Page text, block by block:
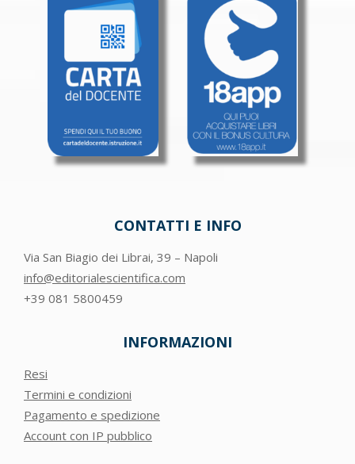
CONTATTI E INFO
Via San Biagio dei Librai, 39 – Napoli
info@editorialescientifica.com
+39 081 5800459
INFORMAZIONI
Resi
Termini e condizioni
Pagamento e spedizione
Account con IP pubblico